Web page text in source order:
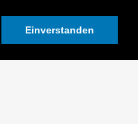
Einverstanden